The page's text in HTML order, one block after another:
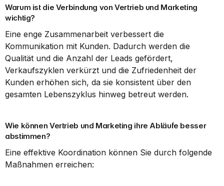
Warum ist die Verbindung von Vertrieb und Marketing
wichtig?
Eine enge Zusammenarbeit verbessert die
Kommunikation mit Kunden. Dadurch werden die
Qualität und die Anzahl der Leads gefördert,
Verkaufszyklen verkürzt und die Zufriedenheit der
Kunden erhöhen sich, da sie konsistent über den
gesamten Lebenszyklus hinweg betreut werden.
Wie können Vertrieb und Marketing ihre Abläufe besser
abstimmen?
Eine effektive Koordination können Sie durch folgende
Maßnahmen erreichen: